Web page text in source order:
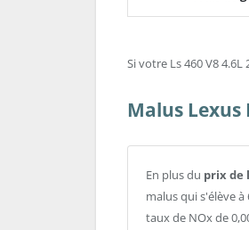
Si votre Ls 460 V8
Malus Lexus
En plus du prix de
malus qui s'élève
taux de NOx de